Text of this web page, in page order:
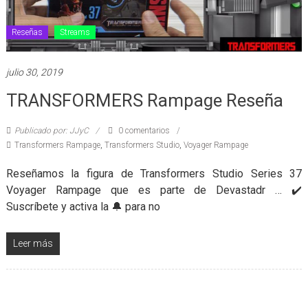
Reseñas Streams
julio 30, 2019
TRANSFORMERS Rampage Reseña
Publicado por: JJyC
0 comentarios
Transformers Rampage, Transformers Studio, Voyager Rampage
Reseñamos la figura de Transformers Studio Series 37
Voyager Rampage que es parte de Devastadr … ✔️
Suscríbete y activa la 🔔 para no
Leer más